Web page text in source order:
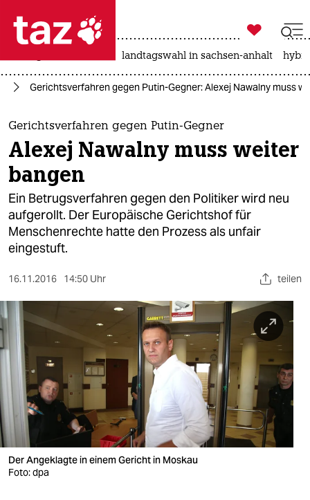
 taz zahl ich
taz zahl ich
themen
politik
öko
gesellschaft
kultur
sport
berlin
nord
wahrheit
verlag
verlag
veranstaltungen

taz zahl ich
landtagswahl in sachsen-anhalt
Gerichtsverfahren gegen Putin-Gegner: Alexej Nawalny muss
Gerichtsverfahren gegen Putin-Gegner
Alexej Nawalny muss weiter
bangen
Ein Betrugsverfahren gegen den Politiker wird neu
aufgerollt. Der Europäische Gerichtshof für
Menschenrechte hatte den Prozess als unfair
eingestuft.
16.11.2016 14:50 Uhr teilen
Der Angeklagte in einem Gericht in Moskau
Foto: dpa